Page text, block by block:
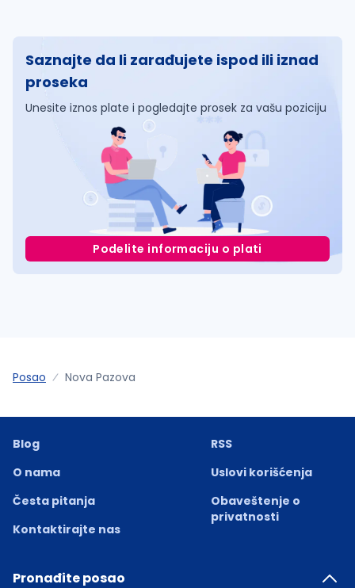
Saznajte da li zarađujete ispod ili iznad
proseka
Unesite iznos plate i pogledajte prosek za vašu poziciju
Podelite informaciju o plati
Posao Nova Pazova
Blog
O nama
Česta pitanja
Kontaktirajte nas
RSS
Uslovi korišćenja
Obaveštenje o
privatnosti
Pronađite posao